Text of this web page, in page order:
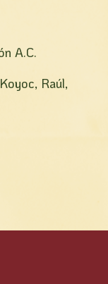
A.C.
Raúl,